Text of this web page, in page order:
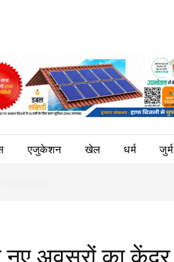
एजुकेशन खेल धर्म जुर्म
नए अवसरों का केंद्र